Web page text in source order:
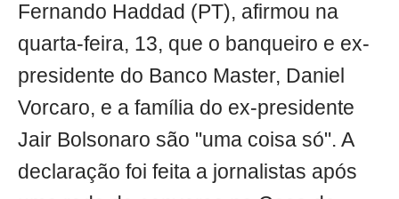
Fernando Haddad (PT), afirmou na
quarta-feira, 13, que o banqueiro e ex-
presidente do Banco Master, Daniel
Vorcaro, e a família do ex-presidente
Jair Bolsonaro são "uma coisa só". A
declaração foi feita a jornalistas após